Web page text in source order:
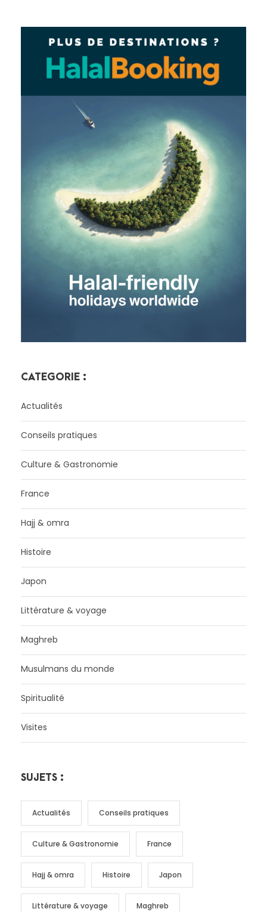
CATÉGORIE :
Actualités
Conseils pratiques
Culture & Gastronomie
France
Hajj & omra
Histoire
Japon
Littérature & voyage
Maghreb
Musulmans du monde
Spiritualité
Visites
SUJETS :
Actualités Conseils pratiques
Culture & Gastronomie France
Hajj & omra Histoire Japon
Littérature & voyage Maghreb